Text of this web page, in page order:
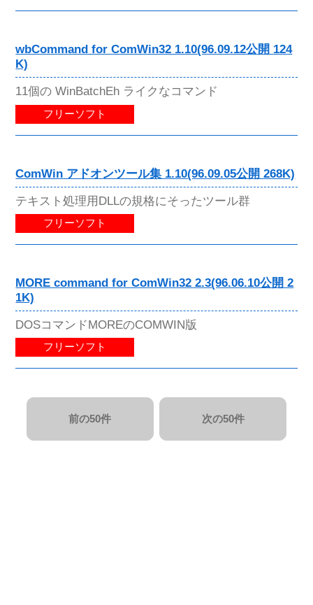
wbCommand for ComWin32 1.10(96.09.12公開 124
K)
11個の WinBatchEh ライクなコマンド
フリーソフト
ComWin アドオンツール集 1.10(96.09.05公開 268K)
テキスト処理用DLLの規格にそったツール群
フリーソフト
MORE command for ComWin32 2.3(96.06.10公開 2
1K)
DOSコマンドMOREのCOMWIN版
フリーソフト
前の50件 次の50件